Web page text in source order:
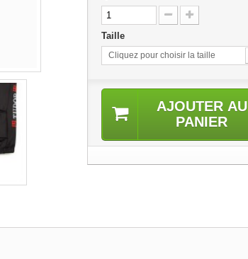
Taille
Cliquez pour choisir la taille
AJOUTER AU
PANIER